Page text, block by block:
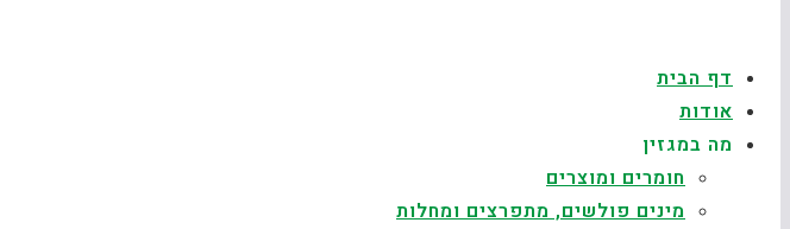
דף הבית
אודות
מה במגזין
חומרים ומוצרים
מינים פולשים, מתפרצים ומחלות